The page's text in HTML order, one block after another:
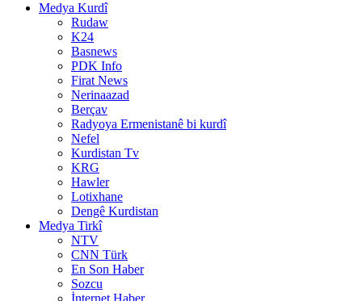
Medya Kurdî
Rudaw
K24
Basnews
PDK Info
Firat News
Nerinaazad
Berçav
Radyoya Ermenistanê bi kurdî
Nefel
Kurdistan Tv
KRG
Hawler
Lotixhane
Dengê Kurdistan
Medya Tirkî
NTV
CNN Türk
En Son Haber
Sozcu
İnternet Haber